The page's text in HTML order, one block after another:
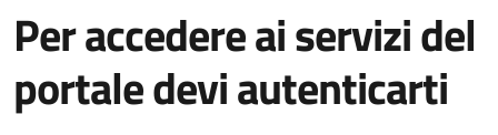
Per accedere ai servizi del
portale devi autenticarti